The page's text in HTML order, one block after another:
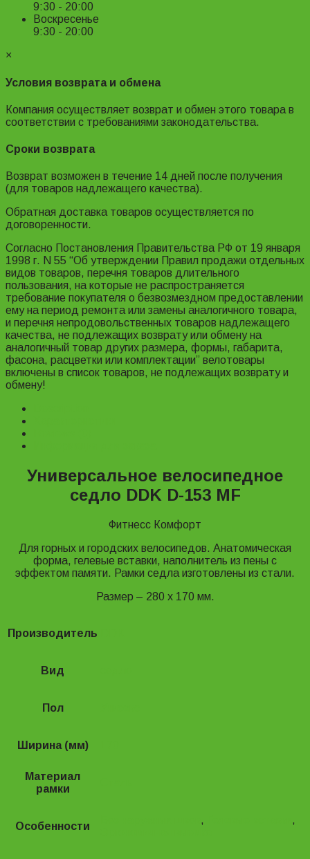
9:30 - 20:00
Воскресенье
9:30 - 20:00
×
Условия возврата и обмена
Компания осуществляет возврат и обмен этого товара в
соответствии с требованиями законодательства.
Сроки возврата
Возврат возможен в течение 14 дней после получения
(для товаров надлежащего качества).
Обратная доставка товаров осуществляется по
договоренности.
Согласно Постановления Правительства РФ от 19 января
1998 г. N 55 “Об утверждении Правил продажи отдельных
видов товаров, перечня товаров длительного
пользования, на которые не распространяется
требование покупателя о безвозмездном предоставлении
ему на период ремонта или замены аналогичного товара,
и перечня непродовольственных товаров надлежащего
качества, не подлежащих возврату или обмену на
аналогичный товар других размера, формы, габарита,
фасона, расцветки или комплектации” велотовары
включены в список товаров, не подлежащих возврату и
обмену!
Универсальное велосипедное
седло DDK D-153 MF
Фитнесс Комфорт
Для горных и городских велосипедов. Анатомическая
форма, гелевые вставки, наполнитель из пены с
эффектом памяти. Рамки седла изготовлены из стали.
Размер – 280 х 170 мм.
Производитель
Вид
Пол
Ширина (мм)
Материал
рамки
Особенности
,
,